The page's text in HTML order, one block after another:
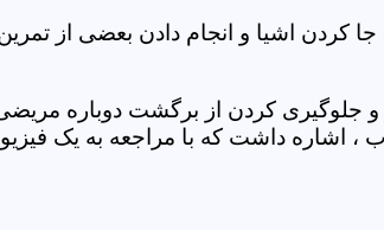
کردن اشیا و انجام دادن بعضی از
و جلوگیری کردن از برگشت دوباره
اشاره داشت که با مراجعه به یک